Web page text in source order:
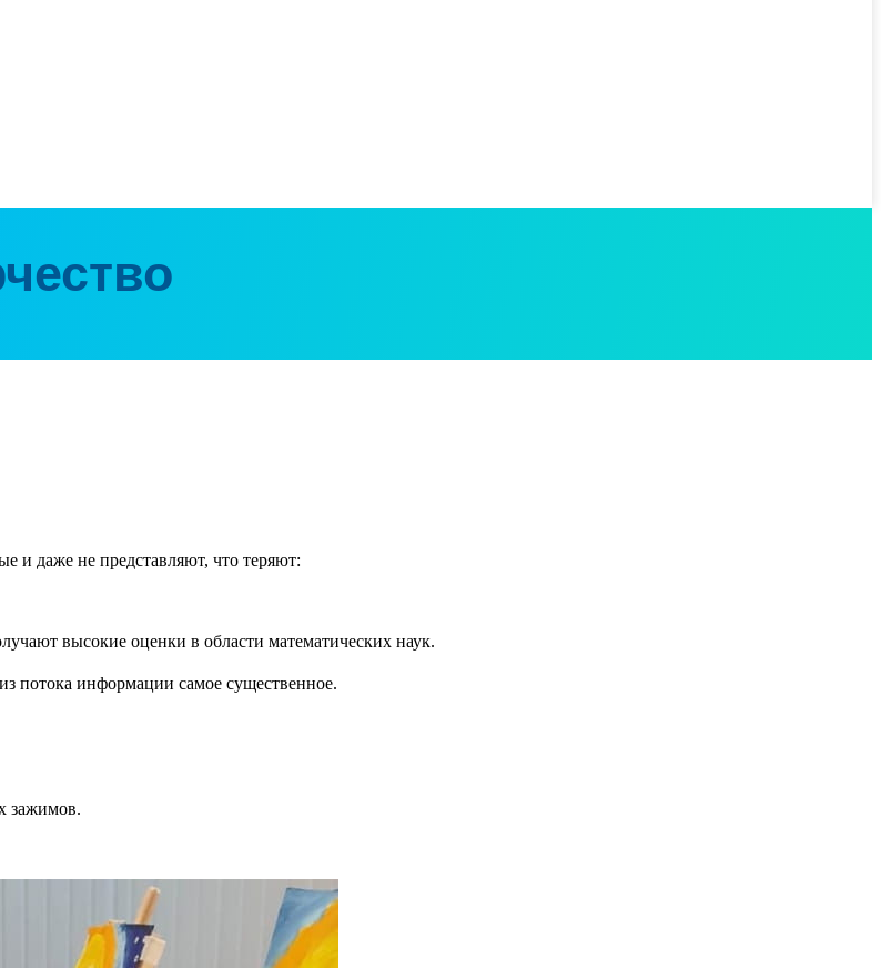
и даже не представляют, что теряют:
высокие оценки в области математических наук.
потока информации самое существенное.
зажимов.